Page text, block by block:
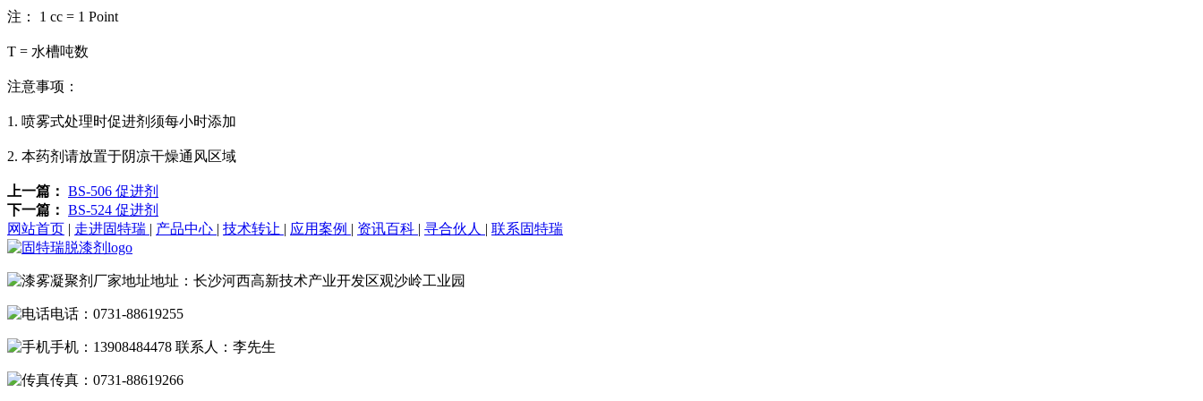
注： 1 cc = 1 Point
T = 水槽吨数
注意事项：
1. 喷雾式处理时促进剂须每小时添加
2. 本药剂请放置于阴凉干燥通风区域
上一篇： BS-506 促进剂
下一篇： BS-524 促进剂
网站首页 | 走进固特瑞 | 产品中心 | 技术转让 | 应用案例 | 资讯百科 | 寻合伙人 | 联系固特瑞
地址：长沙河西高新技术产业开发区观沙岭工业园
电话：0731-88619255
手机：13908484478 联系人：李先生
传真：0731-88619266